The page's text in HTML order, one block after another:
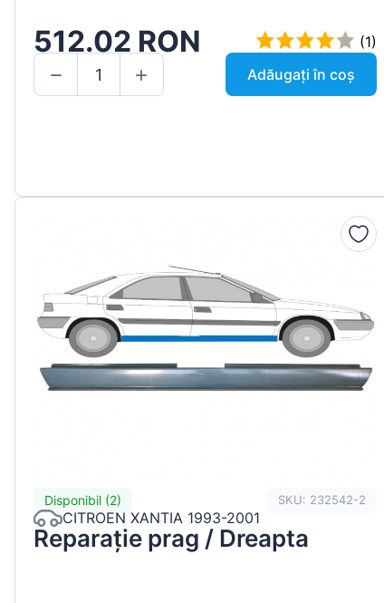
512.02 RON
(1)
Adăugați în coș
Disponibil (2) SKU: 232542-2
CITROEN XANTIA 1993-2001
Reparație prag / Dreapta